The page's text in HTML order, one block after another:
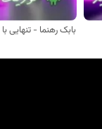
بابک رهنما - تنهایی